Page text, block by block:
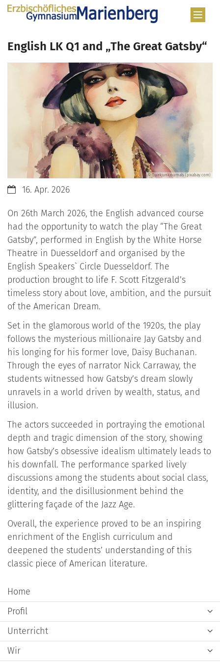
Zum Inhalt springen
English LK Q1 and „The Great Gatsby“
© Quirkjunkjournals (pixabay.com)
Datum:16. Apr. 2026
On 26th March 2026, the English advanced course
had the opportunity to watch the play “The Great
Gatsby”, performed in English by the White Horse
Theatre in Duesseldorf and organised by the
English Speakers` Circle Duesseldorf. The
production brought to life F. Scott Fitzgerald’s
timeless story about love, ambition, and the pursuit
of the American Dream.
Set in the glamorous world of the 1920s, the play
follows the mysterious millionaire Jay Gatsby and
his longing for his former love, Daisy Buchanan.
Through the eyes of narrator Nick Carraway, the
students witnessed how Gatsby’s dream slowly
unravels in a world driven by wealth, status, and
illusion.
The actors succeeded in portraying the emotional
depth and tragic dimension of the story, showing
how Gatsby’s obsessive idealism ultimately leads to
his downfall. The performance sparked lively
discussions among the students about social class,
identity, and the disillusionment behind the
glittering façade of the Jazz Age.
Overall, the experience proved to be an inspiring
enrichment of the English curriculum and
deepened the students’ understanding of this
classic piece of American literature.
Home
Profil
Unterricht
Wir